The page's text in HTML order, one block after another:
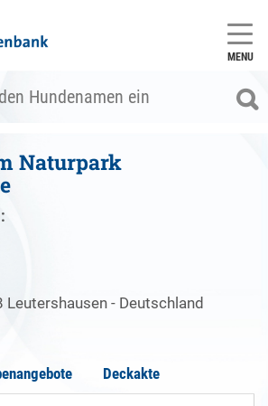
MENU
Naturpark
Leutershausen - Deutschland
Deckakte